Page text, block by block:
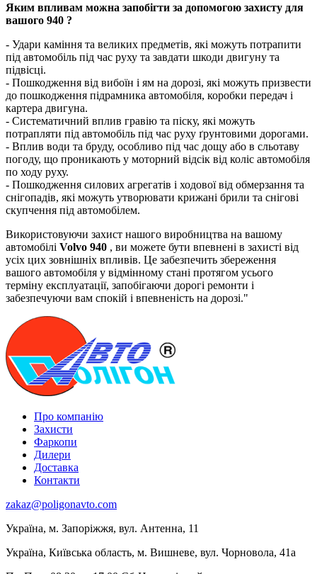
Яким впливам можна запобігти за допомогою захисту для
вашого 940 ?
- Удари каміння та великих предметів, які можуть потрапити
під автомобіль під час руху та завдати шкоди двигуну та
підвісці.
- Пошкодження від вибоїн і ям на дорозі, які можуть призвести
до пошкодження підрамника автомобіля, коробки передач і
картера двигуна.
- Систематичний вплив гравію та піску, які можуть
потрапляти під автомобіль під час руху ґрунтовими дорогами.
- Вплив води та бруду, особливо під час дощу або в сльотаву
погоду, що проникають у моторний відсік від коліс автомобіля
по ходу руху.
- Пошкодження силових агрегатів і ходової від обмерзання та
снігопадів, які можуть утворювати крижані брили та снігові
скупчення під автомобілем.
Використовуючи захист нашого виробництва на вашому
автомобілі Volvo 940 , ви можете бути впевнені в захисті від
усіх цих зовнішніх впливів. Це забезпечить збереження
вашого автомобіля у відмінному стані протягом усього
терміну експлуатації, запобігаючи дорогі ремонти і
забезпечуючи вам спокій і впевненість на дорозі."
Про компанію
Захисти
Фаркопи
Дилери
Доставка
Контакти
zakaz@poligonavto.com
Україна, м. Запоріжжя, вул. Антенна, 11
Україна, Київська область, м. Вишневе, вул. Чорновола, 41а